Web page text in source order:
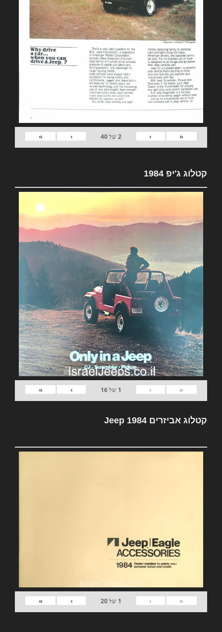
«
‹
2של40
›
»
קטלוג ג'יפ 1984
«
‹
1 של16
›
»
קטלוג אביזרים Jeep 1984
«
‹
1 של20
›
»